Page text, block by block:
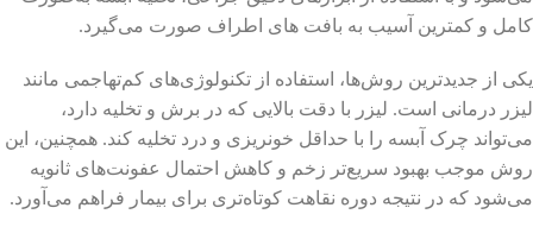
کامل و کمترین آسیب به بافت‌ های اطراف صورت می‌گیرد.
یکی از جدیدترین روش‌ها، استفاده از تکنولوژی‌های کم‌تهاجمی مانند
لیزر درمانی است. لیزر با دقت بالایی که در برش و تخلیه دارد،
می‌تواند چرک آبسه را با حداقل خونریزی و درد تخلیه کند. همچنین، این
روش موجب بهبود سریع‌تر زخم و کاهش احتمال عفونت‌های ثانویه
می‌شود که در نتیجه دوره نقاهت کوتاه‌تری برای بیمار فراهم می‌آورد.